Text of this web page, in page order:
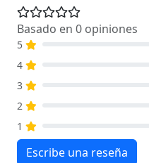
Basado en 0 opiniones
5
4
3
2
1
Escribe una reseña